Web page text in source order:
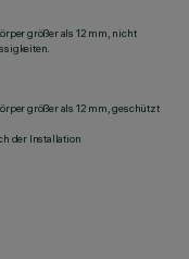
größer als 12 mm, nicht
größer als 12 mm, geschützt
der Installation